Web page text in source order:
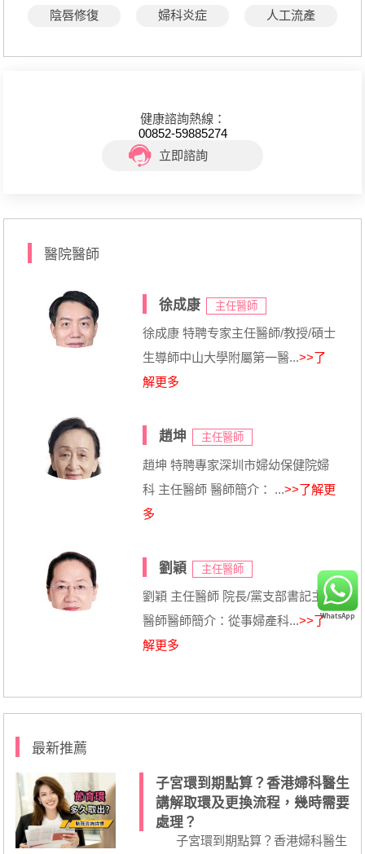
陰唇修復 婦科炎症 人工流產
健康諮詢熱線：
00852-59885274
立即諮詢
醫院醫師
徐成康 主任醫師
徐成康 特聘专家主任醫師/教授/碩士
生導師中山大學附屬第一醫...>>了
解更多
趙坤 主任醫師
趙坤 特聘專家深圳市婦幼保健院婦
科 主任醫師 醫師簡介： ...>>了解更
多
劉穎 主任醫師
劉穎 主任醫師 院長/黨支部書記主任
醫師醫師簡介：從事婦產科...>>了
解更多
最新推薦
子宮環到期點算？香港婦科醫生
講解取環及更換流程，幾時需要
處理？
子宮環到期點算？香港婦科醫生